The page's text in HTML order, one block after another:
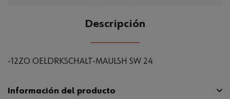
Descripción
-12ZO OELDRKSCHALT-MAULSH SW 24
Información del producto